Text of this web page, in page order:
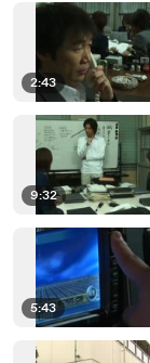
2:43
9:32
5:43